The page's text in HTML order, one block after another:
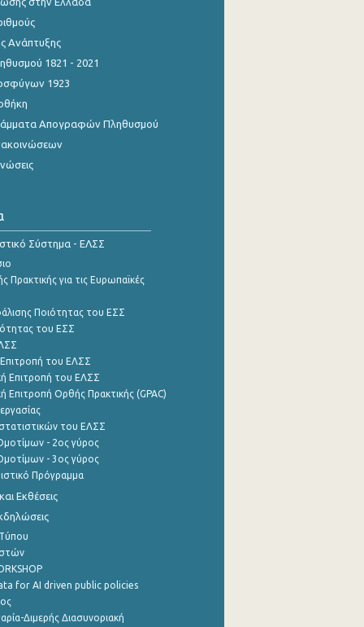
Ανάπτυξης
1821 - 2021
1923
Απογραφών Πληθυσμού
Σύστημα - ΕΛΣΣ
Πρακτικής για τις Ευρωπαϊκές
Ποιότητας του ΕΣΣ
του ΕΣΣ
Επιτροπή του ΕΛΣΣ
Επιτροπή του ΕΛΣΣ
Επιτροπή Ορθής Πρακτικής (GPAC)
του ΕΛΣΣ
- 2ος γύρος
- 3ος γύρος
Πρόγραμμα
Εκθέσεις
for AI driven public policies
Διμερής Διασυνοριακή